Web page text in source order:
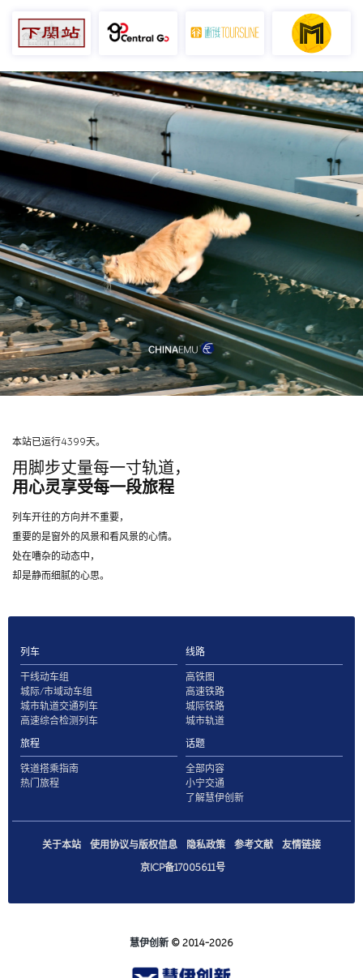
本站已运行4399天。
用脚步丈量每一寸轨道，
用心灵享受每一段旅程
列车开往的方向并不重要，
重要的是窗外的风景和看风景的心情。
处在嘈杂的动态中，
却是静而细腻的心思。
列车
干线动车组
城际/市域动车组
城市轨道交通列车
高速综合检测列车
线路
高铁图
高速铁路
城际铁路
城市轨道
旅程
铁道搭乘指南
热门旅程
话题
全部内容
小宁交通
了解慧伊创新
关于本站 使用协议与版权信息 隐私政策 参考文献
友情链接
京ICP备17005611号
慧伊创新 © 2014-2026